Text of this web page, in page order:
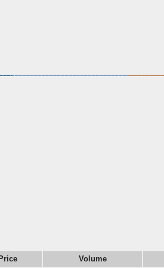
Price Volume